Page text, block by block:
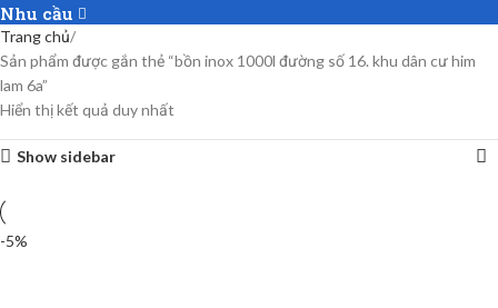
Nhu cầu
Trang chủ
Sản phẩm được gắn thẻ “bồn inox 1000l đường số 16. khu dân cư him
lam 6a”
Hiển thị kết quả duy nhất
Show sidebar
-5%